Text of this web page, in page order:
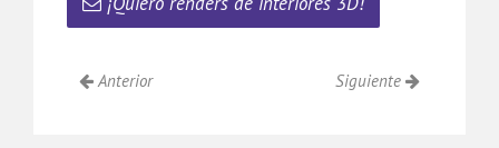
Anterior Siguiente